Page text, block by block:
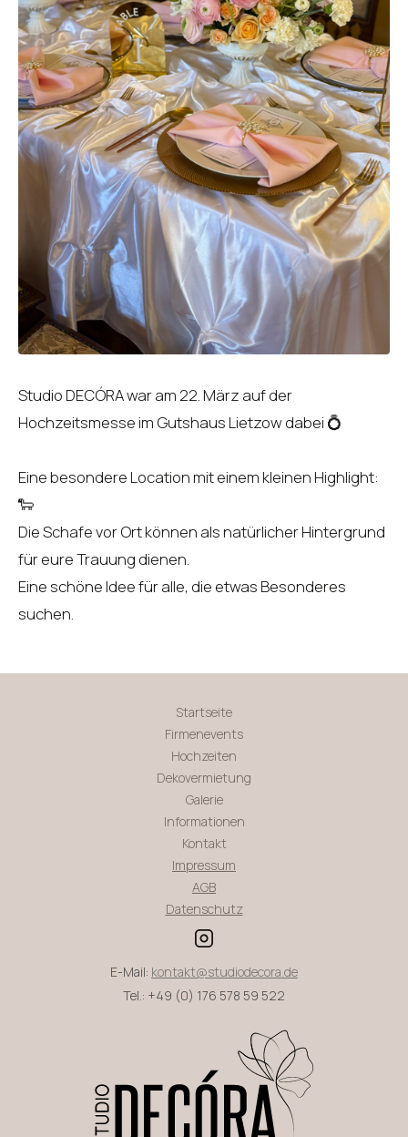
Studio DECÓRA war am 22. März auf der
Hochzeitsmesse im Gutshaus Lietzow dabei 💍
Eine besondere Location mit einem kleinen Highlight:
🐑
Die Schafe vor Ort können als natürlicher Hintergrund
für eure Trauung dienen.
Eine schöne Idee für alle, die etwas Besonderes
suchen.
Startseite
Firmenevents
Hochzeiten
Dekovermietung
Galerie
Informationen
Kontakt
Impressum
AGB
Datenschutz
E-Mail: kontakt@studiodecora.de
Tel.: +49 (0) 176 578 59 522